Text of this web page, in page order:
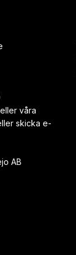
våra
skicka e-
AB